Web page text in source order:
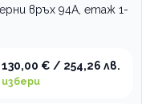
връх 94A, етаж 1-
130,00 € / 254,26 лв.
избери